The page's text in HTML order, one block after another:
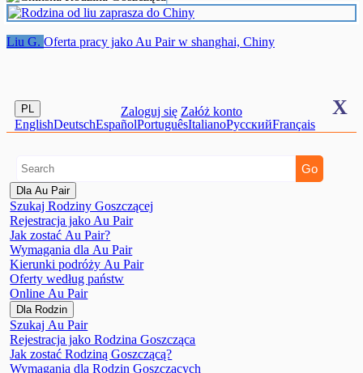
Liu G. Oferta pracy jako Au Pair w shanghai, Chiny
PL
EnglishDeutschEspañolPortuguêsItalianoPусскийFrançais
Zaloguj się Załóż konto X
Dla Au Pair
Szukaj Rodziny Goszczącej
Rejestracja jako Au Pair
Jak zostać Au Pair?
Wymagania dla Au Pair
Kierunki podróży Au Pair
Oferty według państw
Online Au Pair
Dla Rodzin
Szukaj Au Pair
Rejestracja jako Rodzina Goszcząca
Jak zostać Rodziną Goszczącą?
Wymagania dla Rodzin Goszczących